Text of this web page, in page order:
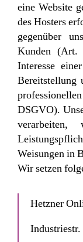
eine Website
des Hosters
gegenüber
Kunden
Interesse
Bereitstellung
DSGVO).
Weisungen in
Wir setzen
Hetzner
Industriestr.